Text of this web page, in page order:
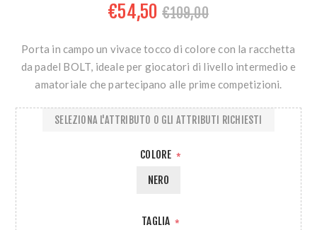
€54,50 €109,00
Porta in campo un vivace tocco di colore con la racchetta
da padel BOLT, ideale per giocatori di livello intermedio e
amatoriale che partecipano alle prime competizioni.
COLORE *
NERO
TAGLIA *
SELEZIONA L'ATTRIBUTO O GLI ATTRIBUTI RICHIESTI